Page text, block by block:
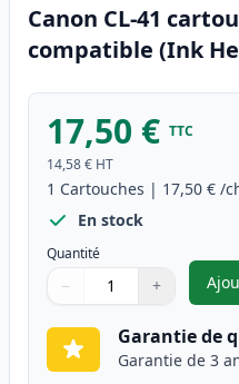
Canon CL-41
compatible (Ink
17,50 € TTC
14,58 € HT
1 Cartouches | 17,50 € /
En stock
Quantité
Quantité
Utilisez les boutons pour
− +
Quantité
Garantie de
Garantie de 3